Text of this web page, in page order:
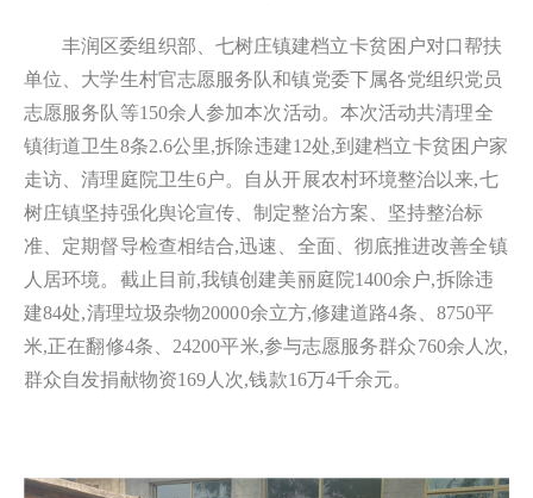
丰润区委组织部、七树庄镇建档立卡贫困户对口帮扶
单位、大学生村官志愿服务队和镇党委下属各党组织党员
志愿服务队等150余人参加本次活动。本次活动共清理全
镇街道卫生8条2.6公里,拆除违建12处,到建档立卡贫困户家
走访、清理庭院卫生6户。自从开展农村环境整治以来,七
树庄镇坚持强化舆论宣传、制定整治方案、坚持整治标
准、定期督导检查相结合,迅速、全面、彻底推进改善全镇
人居环境。截止目前,我镇创建美丽庭院1400余户,拆除违
建84处,清理垃圾杂物20000余立方,修建道路4条、8750平
米,正在翻修4条、24200平米,参与志愿服务群众760余人次,
群众自发捐献物资169人次,钱款16万4千余元。